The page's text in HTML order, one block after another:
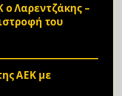
Λαρεντζάκης –
του
ΑΕΚ με